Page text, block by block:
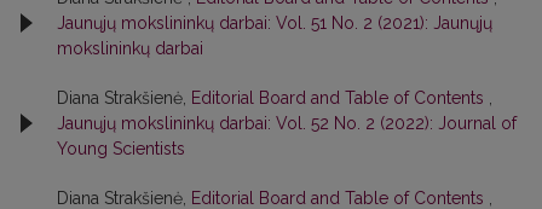
Jaunųjų mokslininkų darbai: Vol. 51 No. 2 (2021): Jaunųjų
mokslininkų darbai
Diana Strakšienė, Editorial Board and Table of Contents
Jaunųjų mokslininkų darbai: Vol. 52 No. 2 (2022): Journal of
Young Scientists
Diana Strakšienė, Editorial Board and Table of Contents